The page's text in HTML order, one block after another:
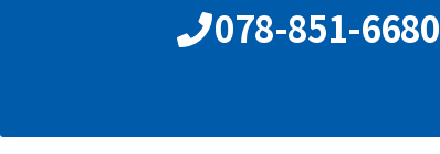
078-851-6680